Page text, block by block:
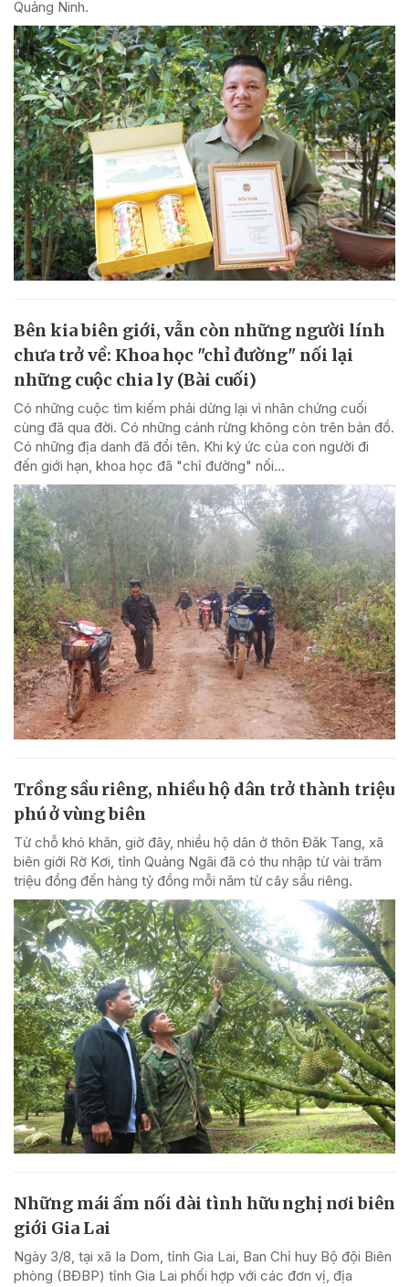
Quảng Ninh.
Bên kia biên giới, vẫn còn những người lính
chưa trở về: Khoa học "chỉ đường" nối lại
những cuộc chia ly (Bài cuối)
Có những cuộc tìm kiếm phải dừng lại vì nhân chứng cuối
cùng đã qua đời. Có những cánh rừng không còn trên bản đồ.
Có những địa danh đã đổi tên. Khi ký ức của con người đi
đến giới hạn, khoa học đã "chỉ đường" nối...
Trồng sầu riêng, nhiều hộ dân trở thành triệu
phú ở vùng biên
Từ chỗ khó khăn, giờ đây, nhiều hộ dân ở thôn Đăk Tang, xã
biên giới Rờ Kơi, tỉnh Quảng Ngãi đã có thu nhập từ vài trăm
triệu đồng đến hàng tỷ đồng mỗi năm từ cây sầu riêng.
Những mái ấm nối dài tình hữu nghị nơi biên
giới Gia Lai
Ngày 3/8, tại xã Ia Dom, tỉnh Gia Lai, Ban Chỉ huy Bộ đội Biên
phòng (BĐBP) tỉnh Gia Lai phối hợp với các đơn vị, địa